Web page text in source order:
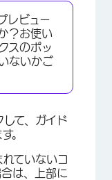
×
レビュー
？お使い
スのポッ
ないかご
して、ガイド
。
ていないコ
は、上部に